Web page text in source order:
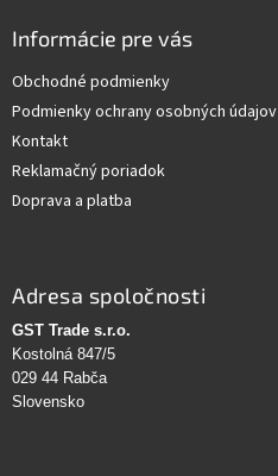
Informácie pre vás
Obchodné podmienky
Podmienky ochrany osobných údajov
Kontakt
Reklamačný poriadok
Doprava a platba
Adresa spoločnosti
GST Trade s.r.o.
Kostolná 847/5
029 44 Rabča
Slovensko